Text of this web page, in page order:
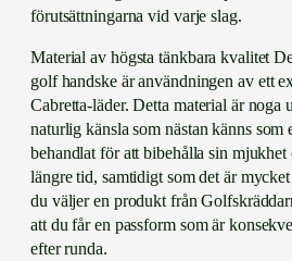
k
m
ä
n
g
d
förutsättningarna vid varje slag.
Material av högsta tänkbara kvalitet
golf handske är användningen av ett
Cabretta-läder. Detta material är noga
naturlig känsla som nästan känns som
behandlat för att bibehålla sin
längre tid, samtidigt som det är
du väljer en produkt från
att du får en passform som är
efter runda.